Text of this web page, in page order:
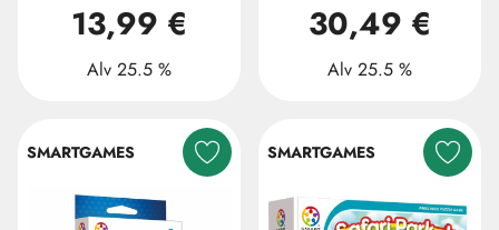
13,99 €
Alv 25.5 %
30,49 €
Alv 25.5 %
SMARTGAMES SMARTGAMES